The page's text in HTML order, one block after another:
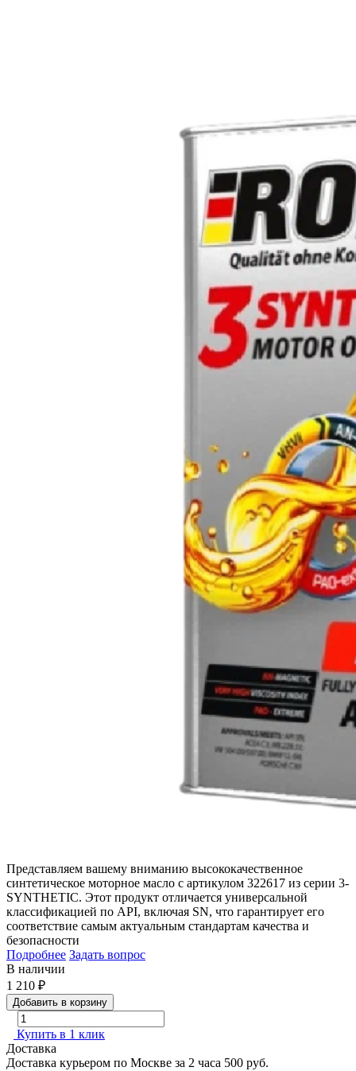
Представляем вашему вниманию высококачественное
синтетическое моторное масло с артикулом 322617 из серии 3-
SYNTHETIC. Этот продукт отличается универсальной
классификацией по API, включая SN, что гарантирует его
соответствие самым актуальным стандартам качества и
безопасности
Подробнее Задать вопрос
В наличии
1 210 ₽
Добавить в корзину
Купить в 1 клик
Доставка
Доставка курьером по Москве за 2 часа 500 руб.